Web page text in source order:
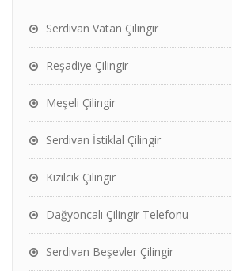
Serdivan Vatan Çilingir
Reşadiye Çilingir
Meşeli Çilingir
Serdivan İstiklal Çilingir
Kızılcık Çilingir
Dağyoncalı Çilingir Telefonu
Serdivan Beşevler Çilingir